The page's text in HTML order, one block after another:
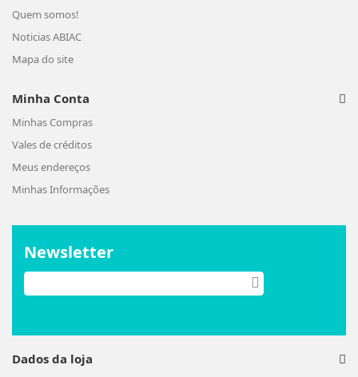
Quem somos!
Noticias ABIAC
Mapa do site
Minha Conta
Minhas Compras
Vales de créditos
Meus endereços
Minhas Informações
Newsletter
Dados da loja